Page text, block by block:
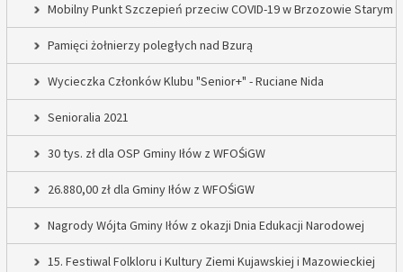
Mobilny Punkt Szczepień przeciw COVID-19 w Brzozowie Starym
Pamięci żołnierzy poległych nad Bzurą
Wycieczka Członków Klubu "Senior+" - Ruciane Nida
Senioralia 2021
30 tys. zł dla OSP Gminy Iłów z WFOŚiGW
26.880,00 zł dla Gminy Iłów z WFOŚiGW
Nagrody Wójta Gminy Iłów z okazji Dnia Edukacji Narodowej
15. Festiwal Folkloru i Kultury Ziemi Kujawskiej i Mazowieckiej